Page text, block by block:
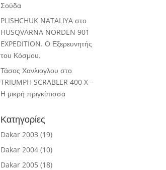
Σούδα
PLISHCHUK NATALIYA στο
HUSQVARNA NORDEN 901
EXPEDITION. Ο Εξερευνητής
του Κόσμου.
Τάσος Χανλιογλου στο
TRIUMPH SCRABLER 400 X –
Η μικρή πριγκίπισσα
Κατηγορίες
Dakar 2003 (19)
Dakar 2004 (10)
Dakar 2005 (18)